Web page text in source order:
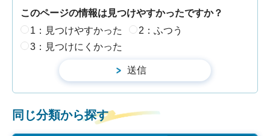
このページの情報は見つけやすかったですか？
1：見つけやすかった
2：ふつう
3：見つけにくかった
同じ分類から探す